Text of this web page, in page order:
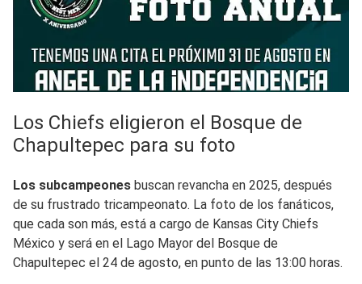
Los Chiefs eligieron el Bosque de
Chapultepec para su foto
Los subcampeones buscan revancha en 2025, después
de su frustrado tricampeonato. La foto de los fanáticos,
que cada son más, está a cargo de Kansas City Chiefs
México y será en el Lago Mayor del Bosque de
Chapultepec el 24 de agosto, en punto de las 13:00 horas.